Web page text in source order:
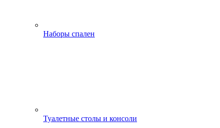
Наборы спален
Туалетные столы и консоли